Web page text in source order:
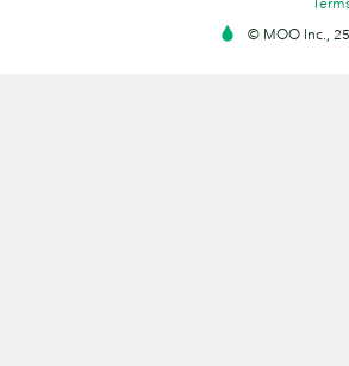
© MOO Inc.,